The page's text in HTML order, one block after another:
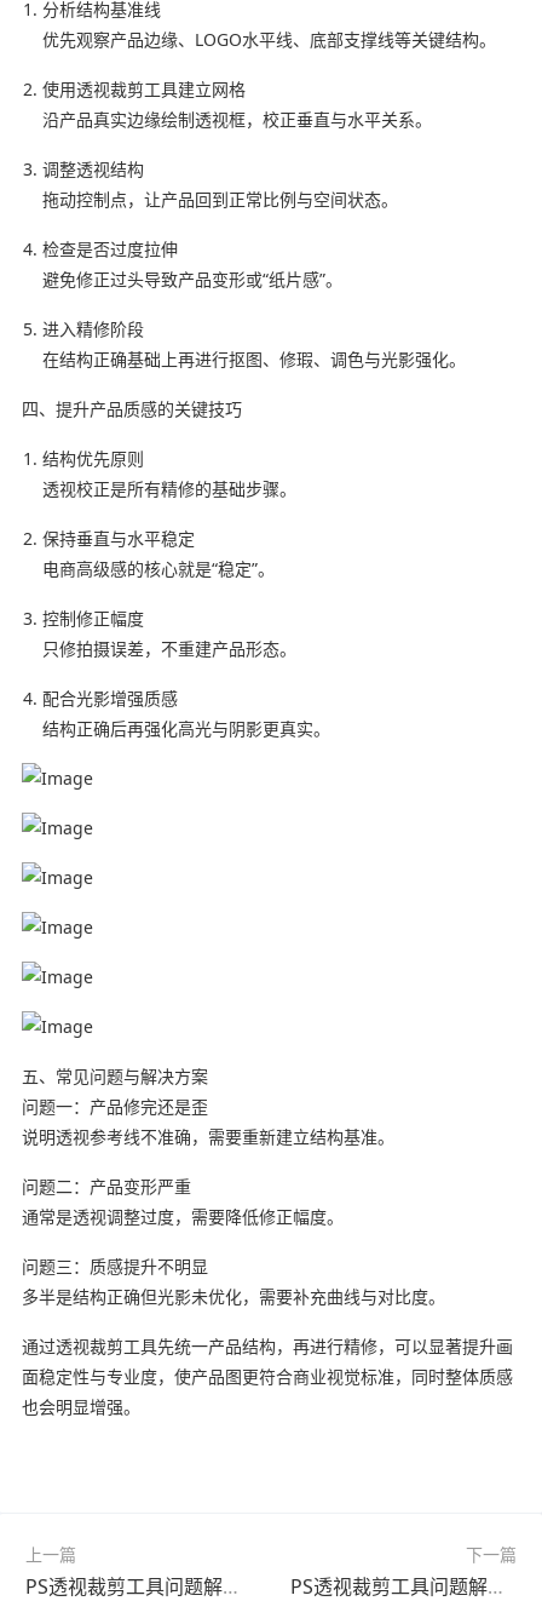
分析结构基准线
优先观察产品边缘、LOGO水平线、底部支撑线等关键结构。
使用透视裁剪工具建立网格
沿产品真实边缘绘制透视框，校正垂直与水平关系。
调整透视结构
拖动控制点，让产品回到正常比例与空间状态。
检查是否过度拉伸
避免修正过头导致产品变形或“纸片感”。
进入精修阶段
在结构正确基础上再进行抠图、修瑕、调色与光影强化。
四、提升产品质感的关键技巧
结构优先原则
透视校正是所有精修的基础步骤。
保持垂直与水平稳定
电商高级感的核心就是“稳定”。
控制修正幅度
只修拍摄误差，不重建产品形态。
配合光影增强质感
结构正确后再强化高光与阴影更真实。
五、常见问题与解决方案
问题一：产品修完还是歪
说明透视参考线不准确，需要重新建立结构基准。
问题二：产品变形严重
通常是透视调整过度，需要降低修正幅度。
问题三：质感提升不明显
多半是结构正确但光影未优化，需要补充曲线与对比度。
通过透视裁剪工具先统一产品结构，再进行精修，可以显著提升画
面稳定性与专业度，使产品图更符合商业视觉标准，同时整体质感
也会明显增强。
上一篇
PS透视裁剪工具问题解决教程：海报设计方法（最新更新版）
下一篇
PS透视裁剪工具问题解决教程：边缘优化方法（最新更新版）